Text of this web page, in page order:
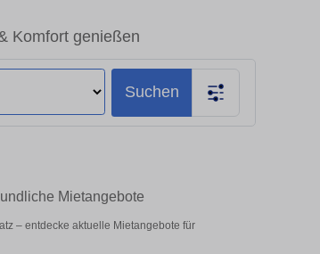
Komfort genießen
Suchen
Mietangebote
– entdecke aktuelle Mietangebote für